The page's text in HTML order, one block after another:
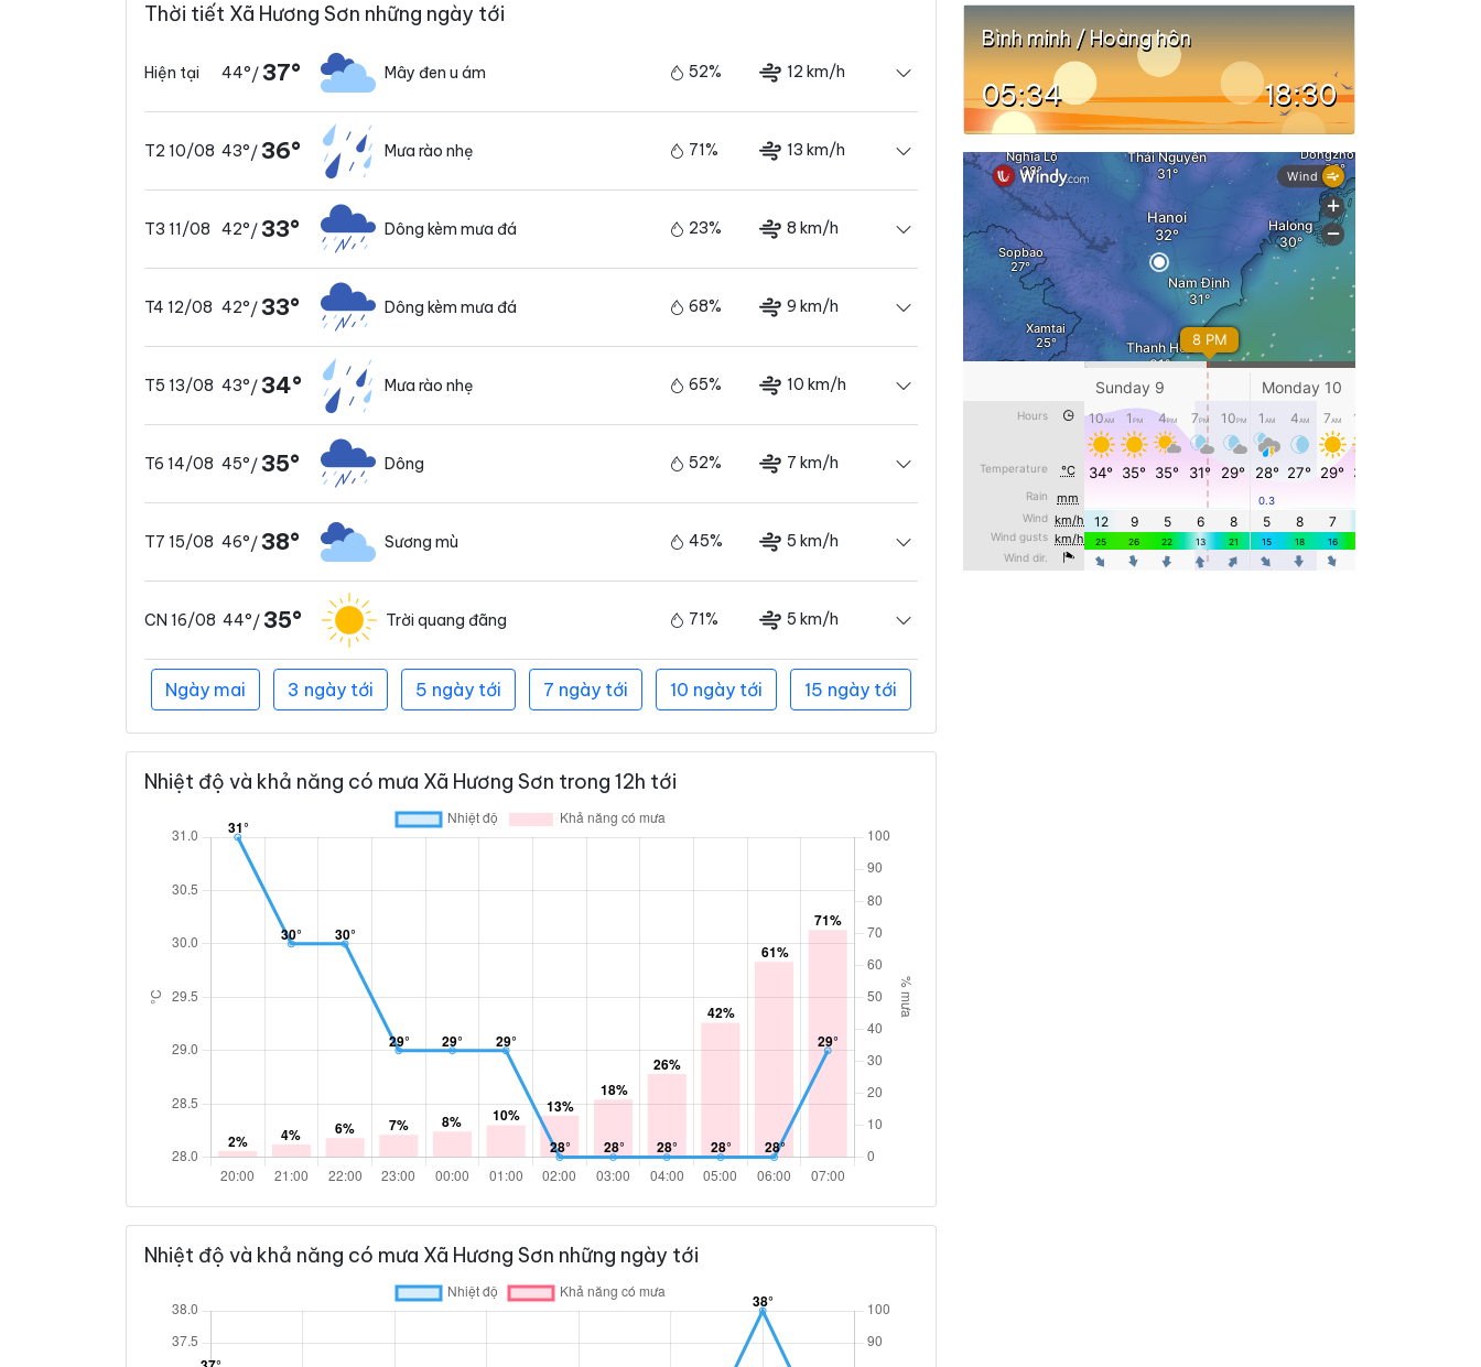
Thời tiết Xã Hương Sơn những ngày tới
Hiện tại 44°/37° Mây đen u ám 52% 12 km/h
T2 10/08 43°/36° Mưa rào nhẹ 71% 13 km/h
T3 11/08 42°/33° Dông kèm mưa đá 23% 8 km/h
T4 12/08 42°/33° Dông kèm mưa đá 68% 9 km/h
T5 13/08 43°/34° Mưa rào nhẹ 65% 10 km/h
T6 14/08 45°/35° Dông 52% 7 km/h
T7 15/08 46°/38° Sương mù 45% 5 km/h
CN 16/08 44°/35° Trời quang đãng 71% 5 km/h
Ngày mai 3 ngày tới 5 ngày tới 7 ngày tới 10 ngày tới 15 ngày tới
Nhiệt độ và khả năng có mưa Xã Hương Sơn trong 12h tới
Nhiệt độ và khả năng có mưa Xã Hương Sơn những ngày tới
Bình minh / Hoàng hôn
05:34 18:30